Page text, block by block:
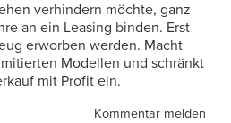
verhindern möchte, ganz
an ein Leasing binden. Erst
erworben werden. Macht
Modellen und schränkt
mit Profit ein.
Kommentar melden